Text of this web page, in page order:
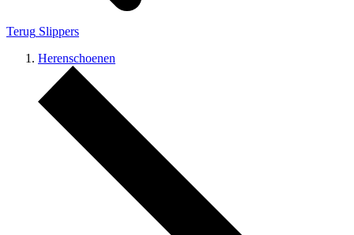
Terug Slippers
Herenschoenen